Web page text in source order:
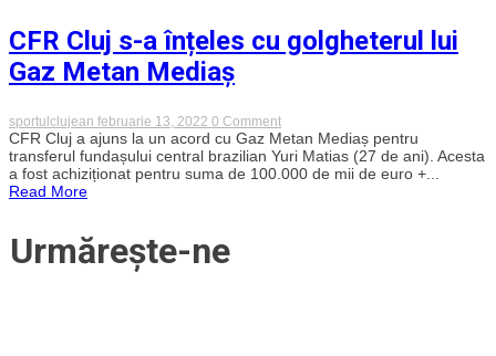
din
Țara
CFR Cluj s-a înțeles cu golgheterul lui
Gaz Metan Mediaș
sportulclujean februarie 13, 2022 0 Commenton
CFR
Cluj
s-
a
CFR Cluj a ajuns la un acord cu Gaz Metan Mediaș pentru
transferul fundașului central brazilian Yuri Matias (27 de ani). Acesta
a fost achiziționat pentru suma de 100.000 de mii de euro +...
Read More
Urmărește-ne